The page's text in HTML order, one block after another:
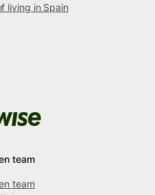
living in Spain
team
team